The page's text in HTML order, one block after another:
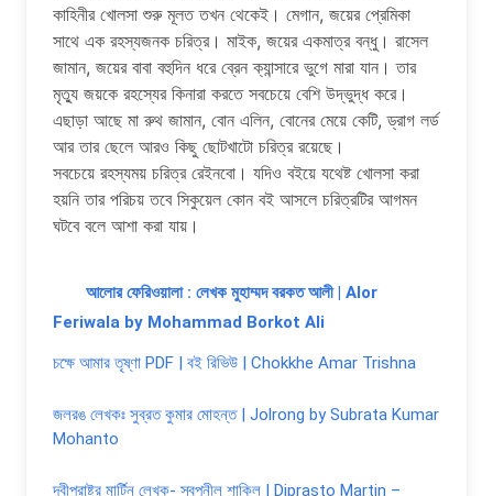
কাহিনীর খোলসা শুরু মূলত তখন থেকেই। মেগান, জয়ের প্রেমিকা
সাথে এক রহস্যজনক চরিত্র। মাইক, জয়ের একমাত্র বন্ধু। রাসেল
জামান, জয়ের বাবা বহুদিন ধরে ব্রেন ক্যান্সারে ভুগে মারা যান। তার
মৃত্যু জয়কে রহস্যের কিনারা করতে সবচেয়ে বেশি উদ্ভুদ্ধ করে।
এছাড়া আছে মা রুথ জামান, বোন এলিন, বোনের মেয়ে কেটি, ড্রাগ লর্ড
আর তার ছেলে আরও কিছু ছোটখাটো চরিত্র রয়েছে।
সবচেয়ে রহস্যময় চরিত্র রেইনবো। যদিও বইয়ে যথেষ্ট খোলসা করা
হয়নি তার পরিচয় তবে সিকুয়েল কোন বই আসলে চরিত্রটির আগমন
ঘটবে বলে আশা করা যায়।
আলোর ফেরিওয়ালা : লেখক মুহাম্মদ বরকত আলী | Alor
Feriwala by Mohammad Borkot Ali
চক্ষে আমার তৃষ্ণা PDF | বই রিভিউ | Chokkhe Amar Trishna
জলরঙ লেখকঃ সুব্রত কুমার মোহন্ত | Jolrong by Subrata Kumar
Mohanto
দ্বীপরাষ্ট্র মার্টিন লেখক- স্বপ্নীল শাকিল | Diprasto Martin –